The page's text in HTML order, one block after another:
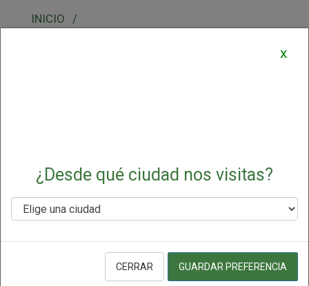
Bebida En Polvo Tang Piña 13 Gr
x
¿Desde qué ciudad nos visitas?
CERRAR GUARDAR PREFERENCIA